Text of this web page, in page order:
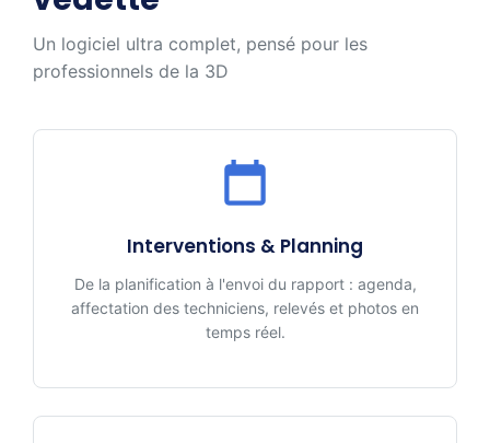
Un logiciel ultra complet, pensé pour les
professionnels de la 3D
Interventions & Planning
De la planification à l'envoi du rapport : agenda,
affectation des techniciens, relevés et photos en
temps réel.